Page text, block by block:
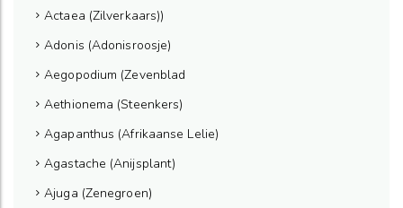
Actaea (Zilverkaars))
Adonis (Adonisroosje)
Aegopodium (Zevenblad
Aethionema (Steenkers)
Agapanthus (Afrikaanse Lelie)
Agastache (Anijsplant)
Ajuga (Zenegroen)